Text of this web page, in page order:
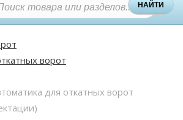
НАЙТИ
ворот
для откатных ворот